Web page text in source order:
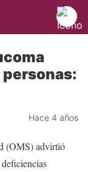
personas:
Hace 4 años
(OMS) advirtió